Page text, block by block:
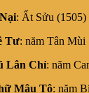
: Ất Sửu
Tư: năm Tân Mùi
Lân Chỉ: năm
Mậu Tô: năm